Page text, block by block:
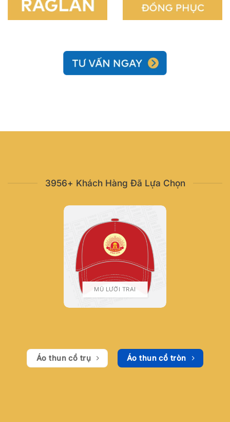
3956+ Khách Hàng Đã Lựa Chọn
MŨ LƯỠI TRAI
Áo thun cổ trụ Áo thun cổ tròn